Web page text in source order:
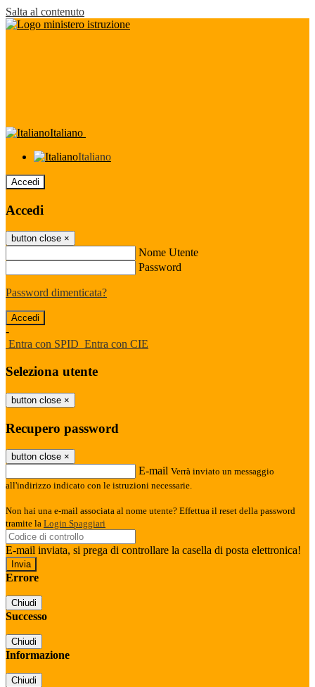
Salta al contenuto
Italiano
Italiano
Accedi
Accedi
button close ×
Nome Utente
Password
Password dimenticata?
-
Entra con SPID Entra con CIE
Seleziona utente
button close ×
Recupero password
button close ×
E-mail Verrà inviato un messaggio
all'indirizzo indicato con le istruzioni necessarie.
Non hai una e-mail associata al nome utente? Effettua il reset della password
tramite la Login Spaggiari
E-mail inviata, si prega di controllare la casella di posta elettronica!
Errore
Chiudi
Successo
Chiudi
Informazione
Chiudi